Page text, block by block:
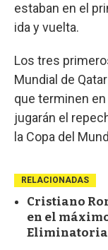
estaban en el
ida y vuelta.
Los tres
Mundial de
que terminen
jugarán el
la Copa del
RELACIONADAS
Cristiano
en el